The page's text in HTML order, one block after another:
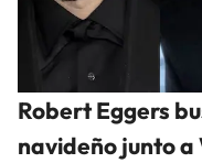
Robert Eggers
navideño junto